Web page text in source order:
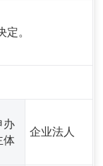
定。
办
体
企业法人